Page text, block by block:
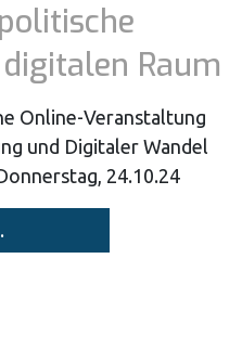
Raum
Online-Veranstaltung
und Digitaler Wandel
24.10.24